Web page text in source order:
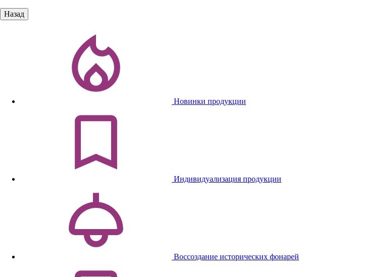
Назад
Новинки продукции
Индивидуализация продукции
Воссоздание исторических фонарей